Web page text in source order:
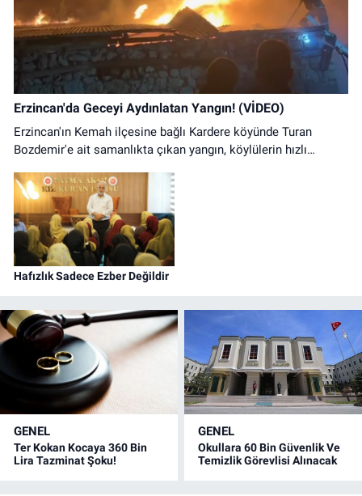
Erzincan'da Geceyi Aydınlatan Yangın! (VİDEO)
Erzincan'ın Kemah ilçesine bağlı Kardere köyünde Turan
Bozdemir'e ait samanlıkta çıkan yangın, köylülerin hızlı
yaşanmazken samanlıkta büyük çapta maddi hasar oluştu.
Hafızlık Sadece Ezber Değildir
GENEL
Ter Kokan Kocaya 360 Bin
Lira Tazminat Şoku!
GENEL
Okullara 60 Bin Güvenlik Ve
Temizlik Görevlisi Alınacak